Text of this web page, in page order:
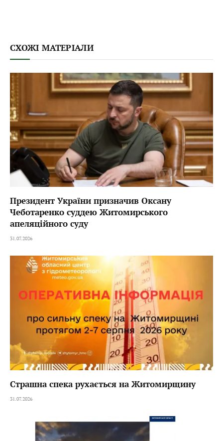
СХОЖІ МАТЕРІАЛИ
Президент України призначив Оксану
Чеботаренко суддею Житомирського
апеляційного суду
31.07.2026
Страшна спека рухається на Житомирщину
31.07.2026